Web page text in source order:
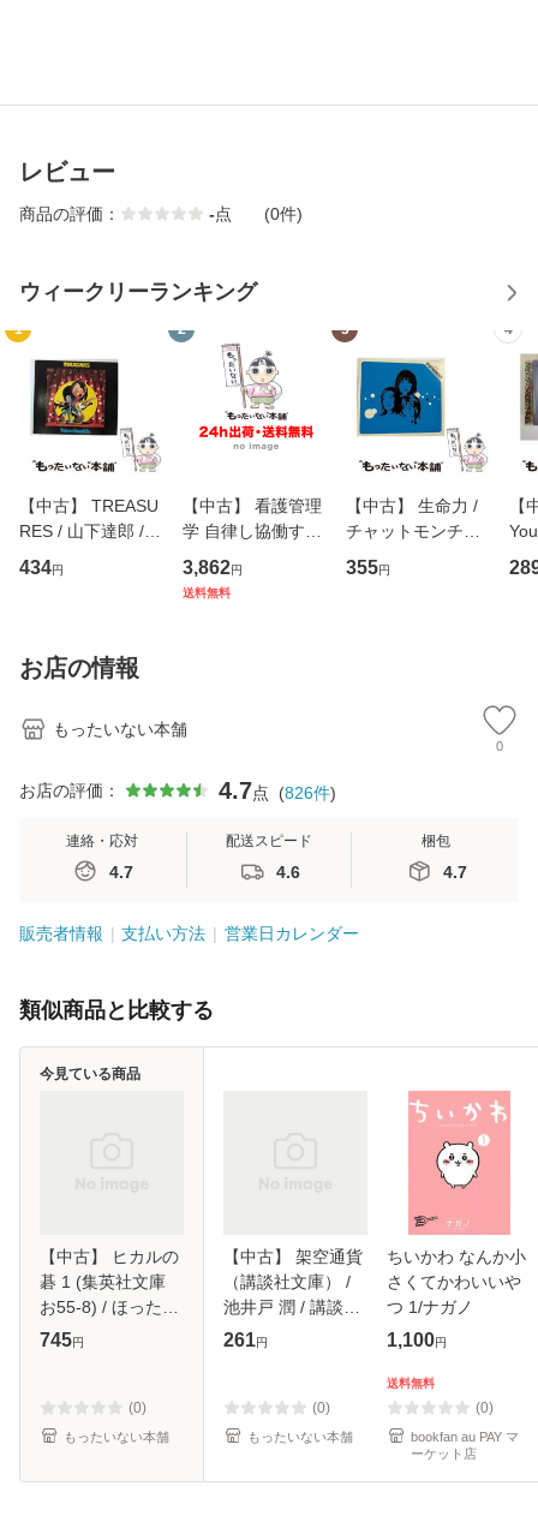
レビュー
商品の評価： -点 (0件)
ウィークリーランキング
1
【中古】 TREASU
RES / 山下達郎 /
イーストウエス
ト・ジャパン [CD]
434円
2
【中古】 看護管理
学 自律し協働する
専門職の看護マネ
ジメントスキル 改
3,862円
送料無料
3
【中古】 生命力 /
チャットモンチー /
キューンレコード
[CD]【メール便送
355円
4
【
のが
お店の情報
もったいない本舗
0
お店の評価： 4.7点 (826件)
連絡・応対
4.7
配送スピード
4.6
梱包
4.7
販売者情報 支払い方法 営業日カレンダー
類似商品と比較する
【中古】 ヒカルの
碁 1 (集英社文庫
お55-8) / ほったゆ
み、小畑健 / 集英
745円
(0)
もったいない本舗
今見ている商品
【中古】 架空通貨
（講談社文庫） /
池井戸 潤 / 講談社
[文庫]【メール便送
261円
(0)
もったいない本舗
ちいかわ なんか小
さくてかわいいや
つ 1/ナガノ
1,100円
送料無料
(0)
bookfan au PAY マ
ーケット店